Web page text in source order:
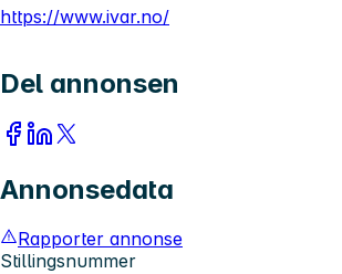
https://www.ivar.no/
Del annonsen
Annonsedata
Rapporter annonse
Stillingsnummer